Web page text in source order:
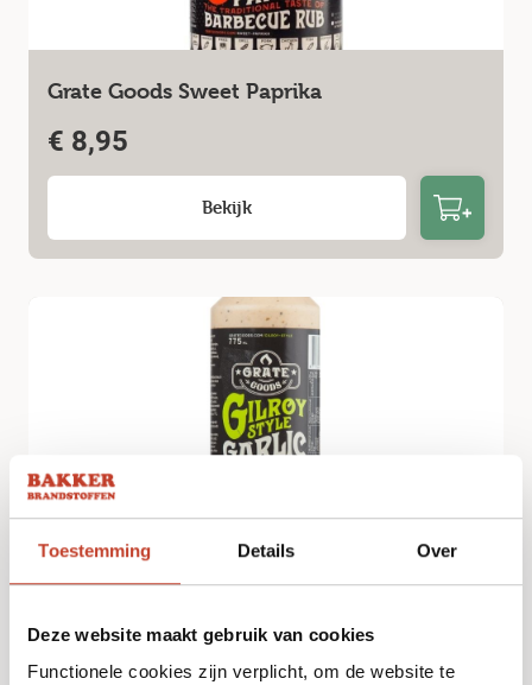
Toestemming Details Over
Deze website maakt gebruik van cookies
Functionele cookies zijn verplicht, om de website te
Grate Goods Sweet Paprika
€ 8,95
Bekijk
€9,99